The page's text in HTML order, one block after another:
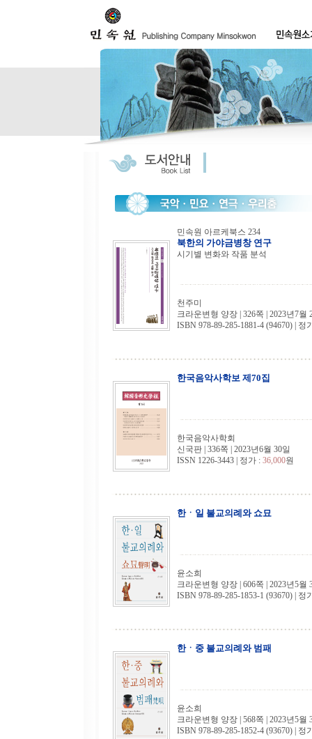
민속원 아르케북스 234
북한의 가야금병창 연구
시기별 변화와 작품 분석
천주미
크라운변형 양장 | 326쪽 | 2023년7월
ISBN 978-89-285-1881-4 (94670) | 정
한국음악사학보 제70집
한국음악사학회
신국판 | 336쪽 | 2023년6월 30일
ISSN 1226-3443 | 정가 : 36,000원
한ㆍ일 불교의례와 쇼묘
윤소희
크라운변형 양장 | 606쪽 | 2023년5월
ISBN 978-89-285-1853-1 (93670) | 정
한ㆍ중 불교의례와 범패
윤소희
크라운변형 양장 | 568쪽 | 2023년5월
ISBN 978-89-285-1852-4 (93670) | 정